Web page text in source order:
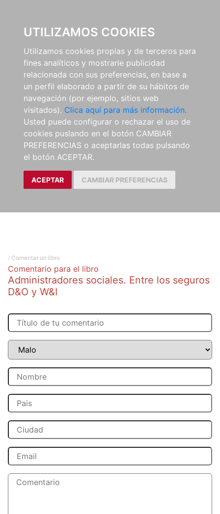
UTILIZAMOS COOKIES
Utilizamos cookies propias y de terceros para
fines analíticos y mostrarle publicidad
relacionada con sus preferencias, en base a
un perfil elaborado a partir de su hábitos de
navegación (por ejemplo, sitios web
visitados). Clica aquí para más información.
Usted puede configurar o rechazar el uso de
cookies puslando en el botón CAMBIAR
PREFERENCIAS o aceptarlas todas pulsando
el botón ACEPTAR.
ACEPTAR CAMBIAR PREFERENCIAS
/ Comentar un libro
Comentario para el libro
Administradores sociales. Entre los seguros
D&O y W&I